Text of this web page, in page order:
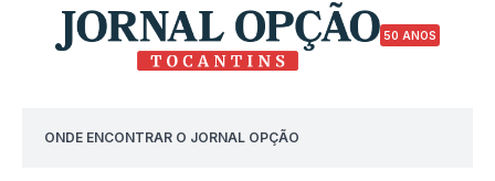
50 ANOS
ONDE ENCONTRAR O JORNAL OPÇÃO